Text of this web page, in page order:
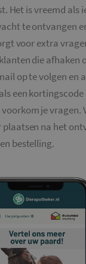
Het is vreemd als
te ontvangen
voor extra
die afhaken
op te volgen en
een
je vragen.
na het
bestelling.